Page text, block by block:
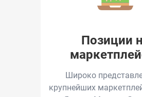
Позиции
Широко
крупнейших